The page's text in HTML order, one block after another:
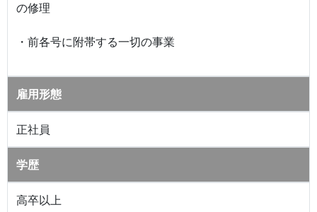
の修理
・前各号に附帯する一切の事業
雇用形態
正社員
学歴
高卒以上